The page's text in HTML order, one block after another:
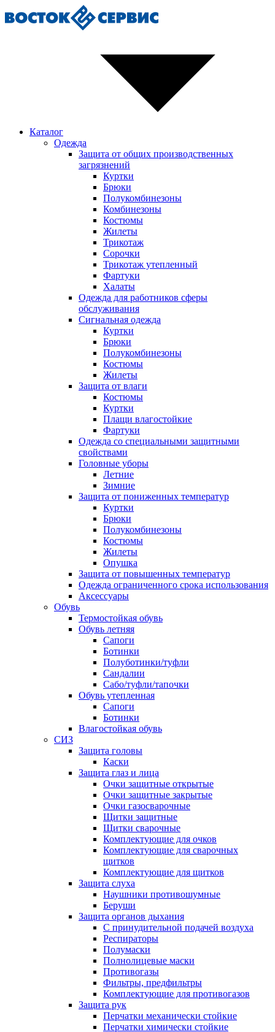
Каталог
Одежда
Защита от общих производственных
загрязнений
Куртки
Брюки
Полукомбинезоны
Комбинезоны
Костюмы
Жилеты
Трикотаж
Сорочки
Трикотаж утепленный
Фартуки
Халаты
Одежда для работников сферы
обслуживания
Сигнальная одежда
Куртки
Брюки
Полукомбинезоны
Костюмы
Жилеты
Защита от влаги
Костюмы
Куртки
Плащи влагостойкие
Фартуки
Одежда со специальными защитными
свойствами
Головные уборы
Летние
Зимние
Защита от пониженных температур
Куртки
Брюки
Полукомбинезоны
Костюмы
Жилеты
Опушка
Защита от повышенных температур
Одежда ограниченного срока использования
Аксессуары
Обувь
Термостойкая обувь
Обувь летняя
Сапоги
Ботинки
Полуботинки/туфли
Сандалии
Сабо/туфли/тапочки
Обувь утепленная
Сапоги
Ботинки
Влагостойкая обувь
СИЗ
Защита головы
Каски
Защита глаз и лица
Очки защитные открытые
Очки защитные закрытые
Очки газосварочные
Щитки защитные
Щитки сварочные
Комплектующие для очков
Комплектующие для сварочных
щитков
Комплектующие для щитков
Защита слуха
Наушники противошумные
Беруши
Защита органов дыхания
С принудительной подачей воздуха
Респираторы
Полумаски
Полнолицевые маски
Противогазы
Фильтры, предфильтры
Комплектующие для противогазов
Защита рук
Перчатки механически стойкие
Перчатки химически стойкие